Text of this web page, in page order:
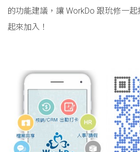
的功能建議，讓 WorkDo 跟玧修一
起來加入！